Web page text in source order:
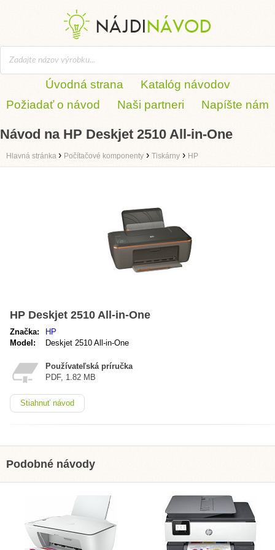
Úvodná strana
Katalóg návodov
Požiadať o návod
Naši partneri Napíšte nám
Návod na HP Deskjet 2510 All-in-One
Hlavná stránka › Počítačové komponenty › Tiskárny › HP
HP Deskjet 2510 All-in-One
Značka:
HP
Model:
Deskjet 2510 All-in-One
Používateľská príručka
PDF, 1.82 MB
Stiahnuť návod
Podobné návody